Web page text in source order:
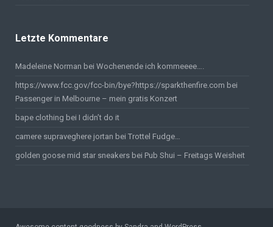
Letzte Kommentare
Madeleine Norman bei Wochenende ich kommeeee….
https://www.fcc.gov/fcc-bin/bye?https://sparkthenfire.com bei
Passenger in Melbourne – mein gratis Konzert
bape clothing bei I didn’t do it
camere supraveghere jortan bei Trottel Fudge…
golden goose mid star sneakers bei Pub Shui – Freitags Weisheit